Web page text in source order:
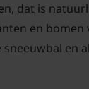
dat is
en bomen
en